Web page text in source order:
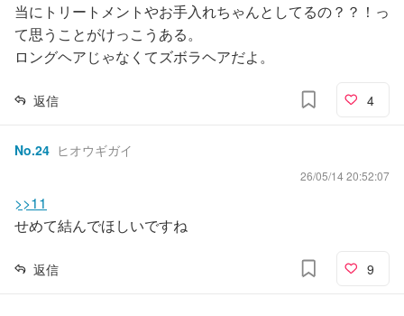
当にトリートメントやお手入れちゃんとしてるの？？！っ
て思うことがけっこうある。
ロングヘアじゃなくてズボラヘアだよ。
返信 4
No.24 ヒオウギガイ
26/05/14 20:52:07
>>11
せめて結んでほしいですね
返信 9